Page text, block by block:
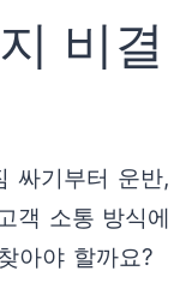
비결
싸기부터 운반
객 소통 방식
아야 할까요?